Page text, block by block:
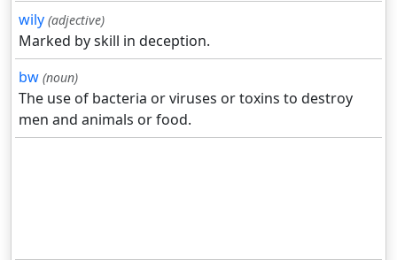
wily (adjective)
Marked by skill in deception.
bw (noun)
The use of bacteria or viruses or toxins to destroy
men and animals or food.